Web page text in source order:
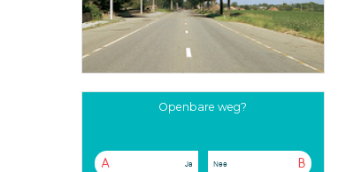
Openbare weg?
A Ja B
Nee